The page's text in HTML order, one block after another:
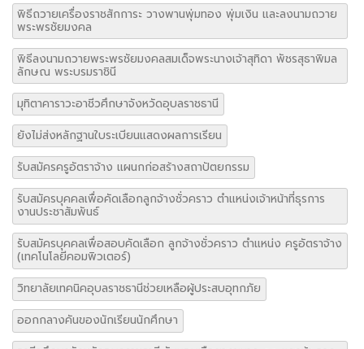
พิธีลงนามถวายพระพรชัยมงคลสมเด็จพระนางเจ้าสุทิดา พัชรสุธาพิมล
ลักษณ พระบรมราชินี
มุทิตาคาราวะอาชีวศึกษาจังหวัดอุบลราชธานี
ยังไม่ส่งหลักฐานใบระเบียนแสดงผลการเรียน
รับสมัครครูอัตราจ้าง แผนกก่อสร้างสถาปัตยกรรม
รับสมัครบุคคลเพื่อคัดเลือกลูกจ้างชั่วคราว ตำแหน่งเจ้าหน้าที่ธุรการ
งานประชาสัมพันธ์
รับสมัครบุคคลเพื่อสอบคัดเลือก ลูกจ้างชั่วคราว ตำแหน่ง ครูอัตราจ้าง
(เทคโนโลยีคอมพิวเตอร์)
วิทยาลัยเทคนิคอุบลราชธานีช่วยเหลือผู้ประสบอุทกภัย
ออกกลางคันของนักเรียนนักศึกษา
อาชีวศึกษาจังหวัดอุบลราชธานี รับมอบเรือยางขนาด ๑๐ แรงม้า จาก
บริษัท เอพี ฮอนด้า และเกียรติสุรนนท์กรุ๊ป